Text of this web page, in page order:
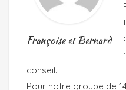
Françoise et Bernard
conseil.
Pour notre groupe de